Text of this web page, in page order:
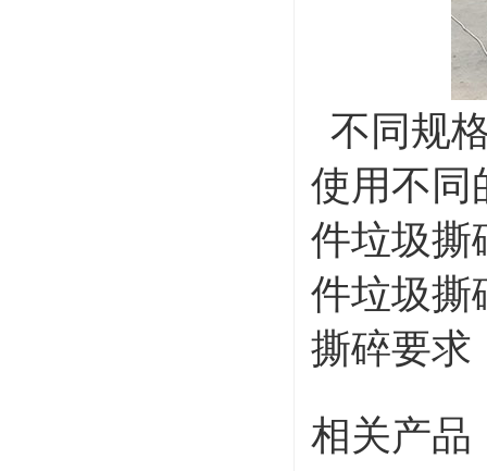
不同规
使用不同
件垃圾撕
件垃圾撕
撕碎要求
相关产品